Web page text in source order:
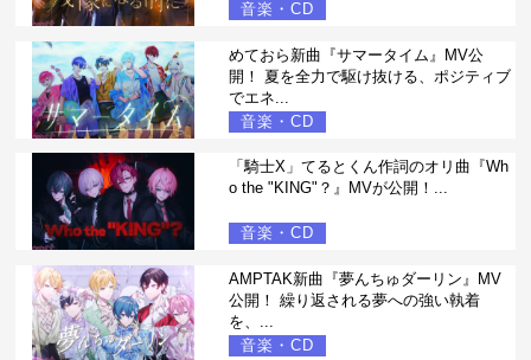
音楽・CD
めておら新曲『サマータイム』MV公
開！ 夏を全力で駆け抜ける、ポジティブ
でエネ...
音楽・CD
「騎士X」てるとくん作詞のオリ曲『Wh
o the "KING"？』MVが公開！...
音楽・CD
AMPTAK新曲『夢んちゅダーリン』MV
公開！ 繰り返される夢への強い執着
を、...
音楽・CD